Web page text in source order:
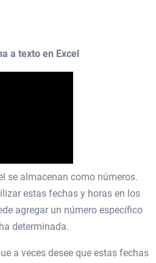
a texto en Excel
se almacenan como números.
estas fechas y horas en los
agregar un número específico
determinada.
a veces desee que estas fechas